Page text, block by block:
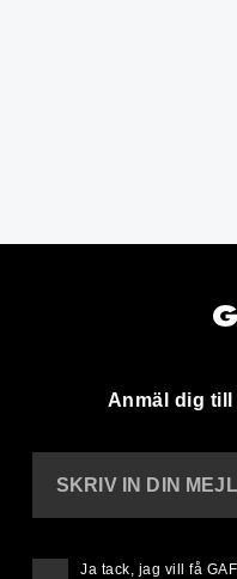
Anmäl dig till
SKRIV IN DIN
Ja tack, jag vill få